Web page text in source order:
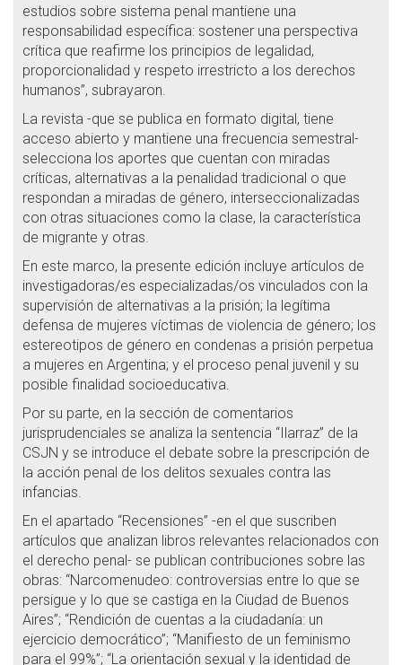
estudios sobre sistema penal mantiene una
responsabilidad específica: sostener una perspectiva
crítica que reafirme los principios de legalidad,
proporcionalidad y respeto irrestricto a los derechos
humanos”, subrayaron.
La revista -que se publica en formato digital, tiene
acceso abierto y mantiene una frecuencia semestral-
selecciona los aportes que cuentan con miradas
críticas, alternativas a la penalidad tradicional o que
respondan a miradas de género, interseccionalizadas
con otras situaciones como la clase, la característica
de migrante y otras.
En este marco, la presente edición incluye artículos de
investigadoras/es especializadas/os vinculados con la
supervisión de alternativas a la prisión; la legítima
defensa de mujeres víctimas de violencia de género; los
estereotipos de género en condenas a prisión perpetua
a mujeres en Argentina; y el proceso penal juvenil y su
posible finalidad socioeducativa.
Por su parte, en la sección de comentarios
jurisprudenciales se analiza la sentencia “Ilarraz” de la
CSJN y se introduce el debate sobre la prescripción de
la acción penal de los delitos sexuales contra las
infancias.
En el apartado “Recensiones” -en el que suscriben
artículos que analizan libros relevantes relacionados con
el derecho penal- se publican contribuciones sobre las
obras: “Narcomenudeo: controversias entre lo que se
persigue y lo que se castiga en la Ciudad de Buenos
Aires”; “Rendición de cuentas a la ciudadanía: un
ejercicio democrático”; “Manifiesto de un feminismo
para el 99%”; “La orientación sexual y la identidad de